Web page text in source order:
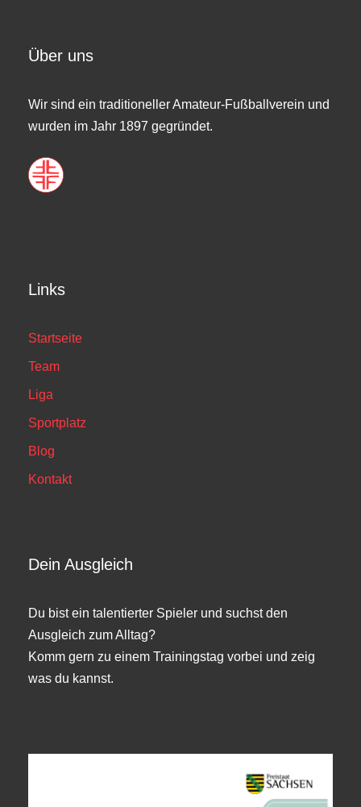
Über uns
Wir sind ein traditioneller Amateur-Fußballverein und
wurden im Jahr 1897 gegründet.
Links
Startseite
Team
Liga
Sportplatz
Blog
Kontakt
Dein Ausgleich
Du bist ein talentierter Spieler und suchst den
Ausgleich zum Alltag?
Komm gern zu einem Trainingstag vorbei und zeig
was du kannst.